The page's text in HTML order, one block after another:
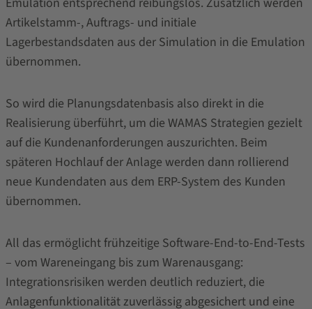
Artikelstamm-, Auftrags- und initiale
Lagerbestandsdaten aus der Simulation in die Emulation
übernommen.
So wird die Planungsdatenbasis also direkt in die
Realisierung überführt, um die WAMAS Strategien gezielt
auf die Kundenanforderungen auszurichten. Beim
späteren Hochlauf der Anlage werden dann rollierend
neue Kundendaten aus dem ERP-System des Kunden
übernommen.
All das ermöglicht frühzeitige Software-End-to-End-Tests
– vom Wareneingang bis zum Warenausgang:
Integrationsrisiken werden deutlich reduziert, die
Anlagenfunktionalität zuverlässig abgesichert und eine